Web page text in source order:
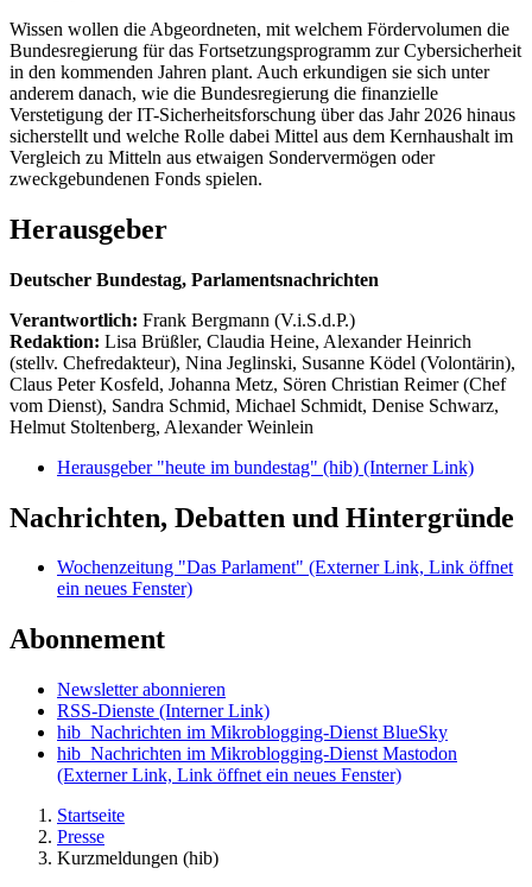
Wissen wollen die Abgeordneten, mit welchem Fördervolumen die
Bundesregierung für das Fortsetzungsprogramm zur Cybersicherheit
in den kommenden Jahren plant. Auch erkundigen sie sich unter
anderem danach, wie die Bundesregierung die finanzielle
Verstetigung der IT-Sicherheitsforschung über das Jahr 2026 hinaus
sicherstellt und welche Rolle dabei Mittel aus dem Kernhaushalt im
Vergleich zu Mitteln aus etwaigen Sondervermögen oder
zweckgebundenen Fonds spielen.
Herausgeber
Deutscher Bundestag, Parlamentsnachrichten
Verantwortlich: Frank Bergmann (V.i.S.d.P.)
Redaktion: Lisa Brüßler, Claudia Heine, Alexander Heinrich
(stellv. Chefredakteur), Nina Jeglinski, Susanne Ködel (Volontärin),
Claus Peter Kosfeld, Johanna Metz, Sören Christian Reimer (Chef
vom Dienst), Sandra Schmid, Michael Schmidt, Denise Schwarz,
Helmut Stoltenberg, Alexander Weinlein
Herausgeber "heute im bundestag" (hib) (Interner Link)
Nachrichten, Debatten und Hintergründe
Wochenzeitung "Das Parlament" (Externer Link, Link öffnet
ein neues Fenster)
Abonnement
Newsletter abonnieren
RSS-Dienste (Interner Link)
hib_Nachrichten im Mikroblogging-Dienst BlueSky
hib_Nachrichten im Mikroblogging-Dienst Mastodon
(Externer Link, Link öffnet ein neues Fenster)
Startseite
Presse
Kurzmeldungen (hib)